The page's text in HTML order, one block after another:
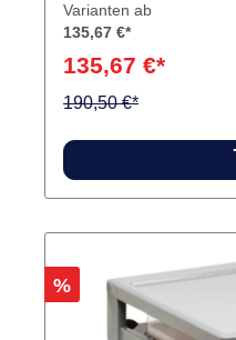
indiziert.
Festigkeit (530
mit der hohen
Varianten ab
135,67 €*
135,67 €*
190,50 €*
Rabatt
%